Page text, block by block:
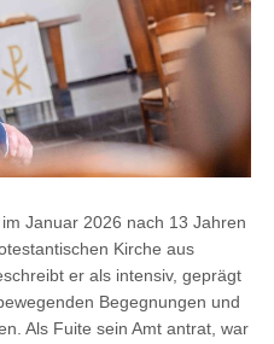
Januar 2026 nach 13 Jahren
Kirche aus
er als intensiv, geprägt
Begegnungen und
Als Fuite sein Amt antrat, war